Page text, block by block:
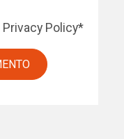
Privacy Policy*